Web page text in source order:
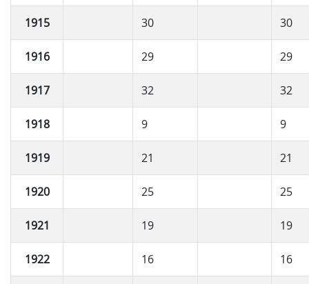
1915 30 30
1916 29 29
1917 32 32
1918 9 9
1919 21 21
1920 25 25
1921 19 19
1922 16 16